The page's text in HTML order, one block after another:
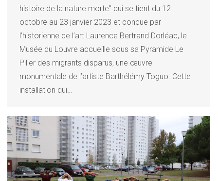
histoire de la nature morte” qui se tient du 12
octobre au 23 janvier 2023 et conçue par
l’historienne de l’art Laurence Bertrand Dorléac, le
Musée du Louvre accueille sous sa Pyramide Le
Pilier des migrants disparus, une œuvre
monumentale de l’artiste Barthélémy Toguo. Cette
installation qui…